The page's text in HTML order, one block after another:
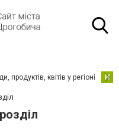
продуктів, квітів у регіоні Н